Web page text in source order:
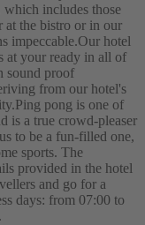
which includes those
at the bistro or in our
impeccable.Our hotel
at your ready in all of
sound proof
from our hotel's
pong is one of
is a true crowd-pleaser
to be a fun-filled one,
sports. The
provided in the hotel
and go for a
days: from 07:00 to